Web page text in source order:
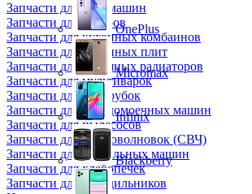
Запчасти для кофемашин
Запчасти для кулеров
Запчасти для кухонных комбаинов
Запчасти для кухонных плит
Запчасти для масляных радиаторов
Запчасти для мультиварок
Запчасти для мясорубок
Запчасти для посудомоечных машин
Запчасти для пылесосов
Запчасти для микроволновок (СВЧ)
Запчасти для стиральных машин
Запчасти для хлебопечек
Запчасти для холодильников
OnePlus
Micromax
Infinix
Blackberry